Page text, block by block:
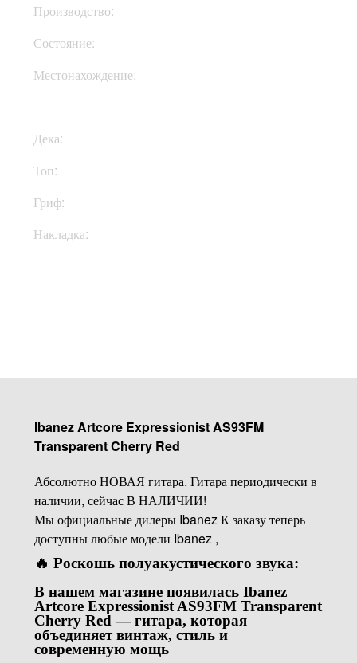
Производство:
Состояние:
Местонахождение:
Дека:
Топ:
Гриф:
Накладка:
Ibanez Artcore Expressionist AS93FM
Transparent Cherry Red
Абсолютно НОВАЯ гитара. Гитара периодически в
наличии, сейчас В НАЛИЧИИ!
Мы официальные дилеры Ibanez К заказу теперь
доступны любые модели Ibanez ,
🔥 Роскошь полуакустического звука:
В нашем магазине появилась Ibanez
Artcore Expressionist AS93FM Transparent
Cherry Red — гитара, которая
объединяет винтаж, стиль и
современную мощь